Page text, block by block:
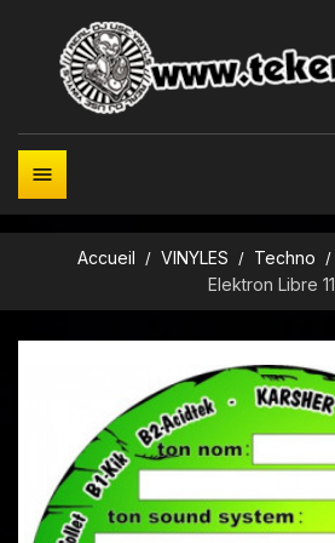

Accueil VINYLES Techno
Elektron Libre 11